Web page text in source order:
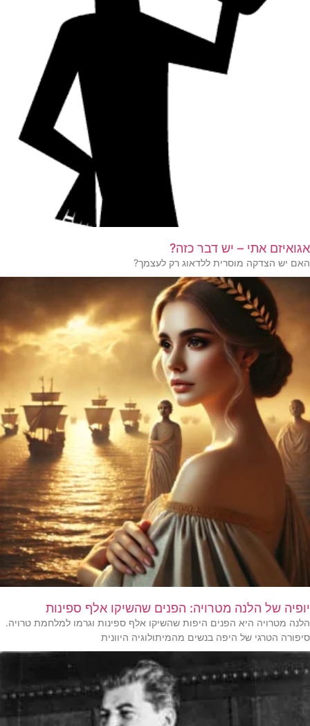
אגואיזם אתי – יש דבר כזה?
האם יש הצדקה מוסרית ללדאוג רק לעצמך?
יופיה של הלנה מטרויה: הפנים שהשיקו אלף ספינות
הלנה מטרויה היא הפנים היפות שהשיקו אלף ספינות וגרמו למלחמת טרויה.
סיפורה הטרגי של היפה בנשים מהמיתולוגיה היוונית